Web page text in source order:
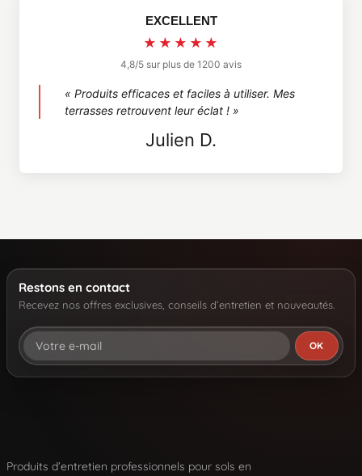
EXCELLENT
★★★★★
4,8/5 sur plus de 1200 avis
« Produits efficaces et faciles à utiliser. Mes
terrasses retrouvent leur éclat ! »
Julien D.
Restons en contact
Recevez nos offres exclusives, conseils d’entretien et nouveautés.
OK
Produits d’entretien professionnels pour sols en